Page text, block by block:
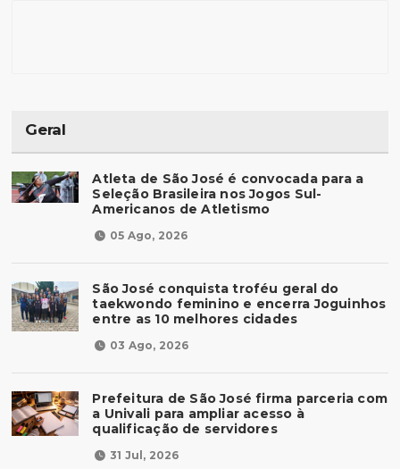
Geral
Atleta de São José é convocada para a
Seleção Brasileira nos Jogos Sul-
Americanos de Atletismo
05 Ago, 2026
São José conquista troféu geral do
taekwondo feminino e encerra Joguinhos
entre as 10 melhores cidades
03 Ago, 2026
Prefeitura de São José firma parceria com
a Univali para ampliar acesso à
qualificação de servidores
31 Jul, 2026